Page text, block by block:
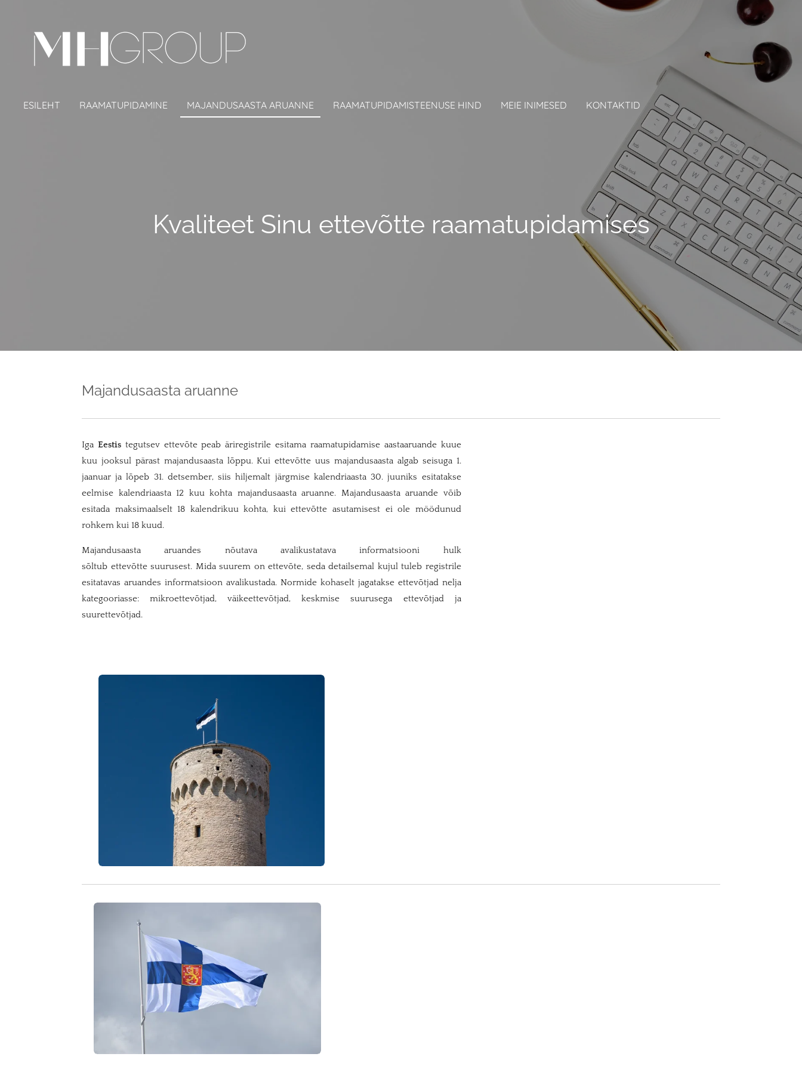
ESILEHT RAAMATUPIDAMINE MAJANDUSAASTA ARUANNE RAAMATUPIDAMISTEENUSE HIND MEIE INIMESED KONTAKTID
Kvaliteet Sinu ettevõtte raamatupidamises
Majandusaasta aruanne
Iga Eestistegutsev ettevõte peab äriregistrile esitama raamatupidamise aastaaruande kuue
kuu jooksul pärast majandusaasta lõppu. Kui ettevõtte uus majandusaasta algab seisuga 1.
jaanuar ja lõpeb 31. detsember, siis hiljemalt järgmise kalendriaasta 30. juuniks esitatakse
eelmise kalendriaasta 12 kuu kohta majandusaasta aruanne. Majandusaasta aruande võib
esitada maksimaalselt 18 kalendrikuu kohta, kui ettevõtte asutamisest ei ole möödunud
rohkem kui 18 kuud.
Majandusaasta aruandes nõutava avalikustatava informatsiooni hulk
sõltub ettevõtte suurusest. Mida suurem on ettevõte, seda detailsemal kujul tuleb registrile
esitatavas aruandes informatsioon avalikustada. Normide kohaselt jagatakse ettevõtjad nelja
kategooriasse: mikroettevõtjad, väikeettevõtjad, keskmise suurusega ettevõtjad ja
suurettevõtjad.